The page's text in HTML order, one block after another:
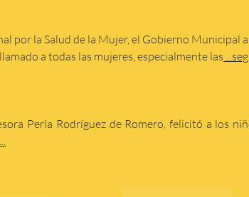
por la Salud de la Mujer, el Gobierno Municipal
a todas las mujeres, especialmente las
Perla Rodríguez de Romero, felicitó a los